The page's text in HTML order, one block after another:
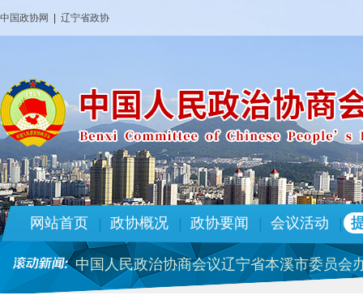
中国政协网 辽宁省政协
网站首页 政协概况 政协要闻 会议活动
中国人民政治协商会议辽宁省本溪市委员会
本溪市政协2026年部门预算
政协本溪市第十四届委员会专门委员会人事
市政协机关党组关于十三届市委 第九轮巡察
政协本溪市第十四届委员会专门委员会人事
中国人民政治协商会议辽宁省本溪市委员会
本溪市政协2025年部门预算